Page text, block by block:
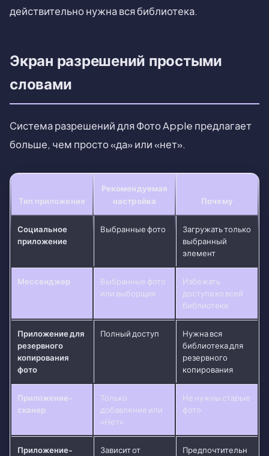
действительно нужна вся библиотека.
Экран разрешений простыми
словами
Система разрешений для Фото Apple предлагает
больше, чем просто «да» или «нет».
Тип приложения
Рекомендуемая
настройка
Почему
Социальное
приложение
Выбранные фото
Загружать только
выбранный
элемент
Мессенджер
Выбранные фото
или выборщик
Избежать
доступа ко всей
библиотеке
Приложение для
резервного
копирования
фото
Полный доступ
Нужна вся
библиотека для
резервного
копирования
Приложение-
сканер
Только
добавление или
«Нет»
Не нужны старые
фото
Приложение-
Зависит от
Предпочтительн